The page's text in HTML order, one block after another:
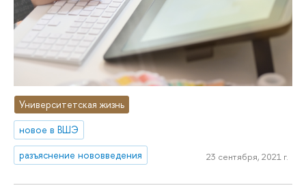
Университетская жизнь
новое в ВШЭ
разъяснение нововведения
23 сентября, 2021 г.